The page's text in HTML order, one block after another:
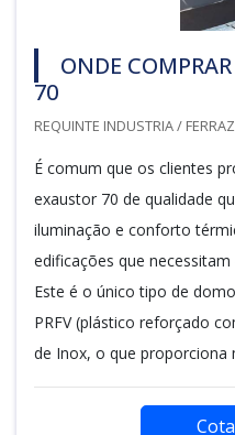
ONDE
70
REQUINTE INDUSTRIA /
É comum que os clientes
exaustor 70 de qualidade
iluminação e conforto
edificações que
Este é o único tipo de
PRFV (plástico reforçado
de Inox, o que proporciona